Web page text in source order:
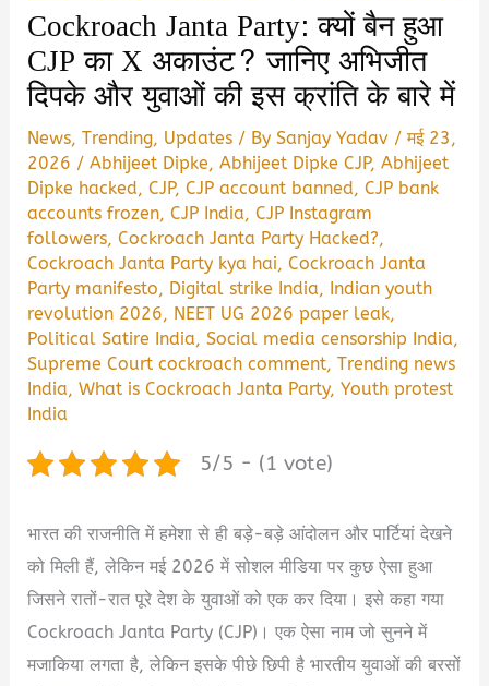
Cockroach Janta Party: क्यों बैन हुआ
CJP का X अकाउंट? जानिए अभिजीत
दिपके और युवाओं की इस क्रांति के बारे में
News,Trending, Updates / BySanjay Yadav /मई 23,
2026 /Abhijeet Dipke,Abhijeet Dipke CJP,Abhijeet
Dipke hacked,CJP,CJP account banned,CJP bank
accounts frozen,CJP India,CJP Instagram
followers,Cockroach Janta Party Hacked?,
Cockroach Janta Party kya hai,Cockroach Janta
Party manifesto, Digital strike India, Indian youth
revolution 2026, NEET UG 2026 paper leak,
Political Satire India,Social media censorship India,
Supreme Court cockroach comment,Trending news
India,What is Cockroach Janta Party,Youth protest
India
5/5 - (1 vote)
भारत की राजनीति में हमेशा से ही बड़े-बड़े आंदोलन और पार्टियां देखने
को मिली हैं, लेकिन मई 2026 में सोशल मीडिया पर कुछ ऐसा हुआ
जिसने रातों-रात पूरे देश के युवाओं को एक कर दिया। इसे कहा गया
Cockroach Janta Party (CJP)। एक ऐसा नाम जो सुनने में
मजाकिया लगता है, लेकिन इसके पीछे छिपी है भारतीय युवाओं की बरसों